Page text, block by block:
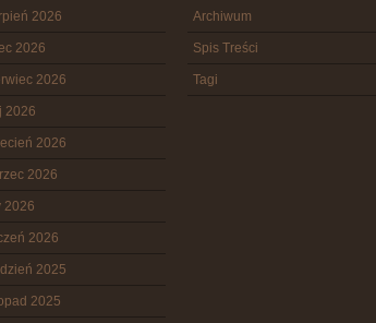
2026
2026
2026
2026
2026
2026
2026
2026
2025
2025
Archiwum
Spis Treści
Tagi